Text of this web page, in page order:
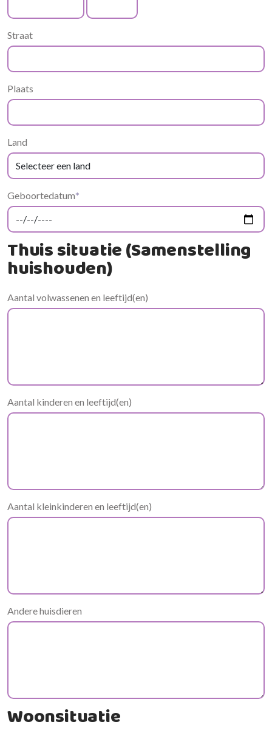
Straat
Plaats
Land
Geboortedatum*
Thuis situatie (Samenstelling
huishouden)
Aantal volwassenen en leeftijd(en)
Aantal kinderen en leeftijd(en)
Aantal kleinkinderen en leeftijd(en)
Andere huisdieren
Woonsituatie